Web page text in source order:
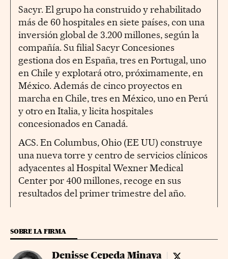
Sacyr. El grupo ha construido y rehabilitado
más de 60 hospitales en siete países, con una
inversión global de 3.200 millones, según la
compañía. Su filial Sacyr Concesiones
gestiona dos en España, tres en Portugal, uno
en Chile y explotará otro, próximamente, en
México. Además de cinco proyectos en
marcha en Chile, tres en México, uno en Perú
y otro en Italia, y licita hospitales
concesionados en Canadá.
ACS. En Columbus, Ohio (EE UU) construye
una nueva torre y centro de servicios clínicos
adyacentes al Hospital Wexner Medical
Center por 400 millones, recoge en sus
resultados del primer trimestre del año.
SOBRE LA FIRMA
Denisse Cepeda Minaya